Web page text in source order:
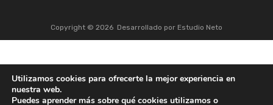
Copyright © 2026 Desarrollado por Estudio Neto
Utilizamos cookies para ofrecerte la mejor experiencia en
nuestra web.
Puedes aprender más sobre qué cookies utilizamos o